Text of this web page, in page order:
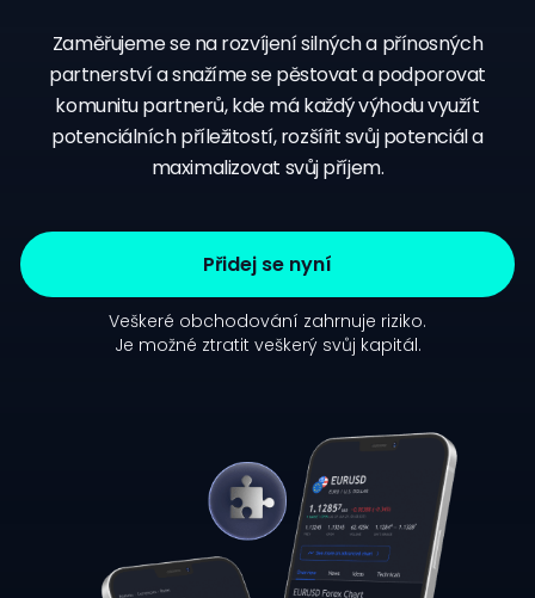
Zaměřujeme se na rozvíjení silných a přínosných
partnerství a snažíme se pěstovat a podporovat
komunitu partnerů, kde má každý výhodu využít
potenciálních příležitostí, rozšířit svůj potenciál a
maximalizovat svůj příjem.
Přidej se nyní
Veškeré obchodování zahrnuje riziko.
Je možné ztratit veškerý svůj kapitál.